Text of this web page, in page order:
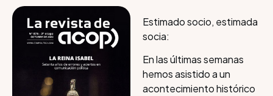
Estimado socio, estimada
socia:
En las últimas semanas
hemos asistido a un
acontecimiento histórico